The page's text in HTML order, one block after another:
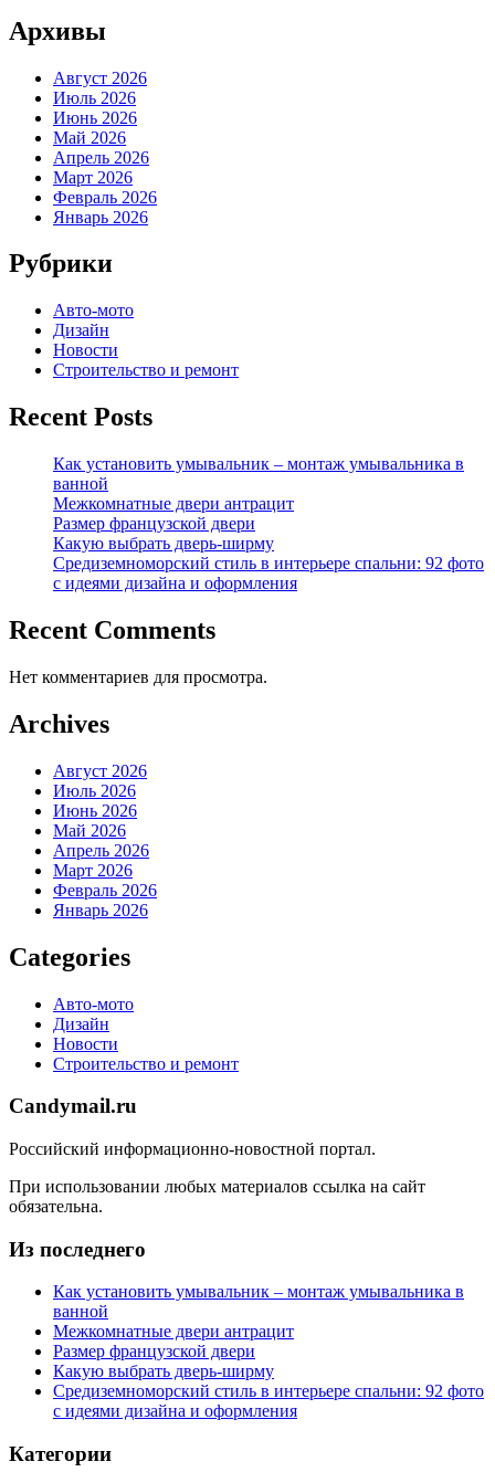
Архивы
Август 2026
Июль 2026
Июнь 2026
Май 2026
Апрель 2026
Март 2026
Февраль 2026
Январь 2026
Рубрики
Авто-мото
Дизайн
Новости
Строительство и ремонт
Recent Posts
Как установить умывальник – монтаж умывальника в
ванной
Межкомнатные двери антрацит
Размер французской двери
Какую выбрать дверь-ширму
Средиземноморский стиль в интерьере спальни: 92 фото
с идеями дизайна и оформления
Recent Comments
Нет комментариев для просмотра.
Archives
Август 2026
Июль 2026
Июнь 2026
Май 2026
Апрель 2026
Март 2026
Февраль 2026
Январь 2026
Categories
Авто-мото
Дизайн
Новости
Строительство и ремонт
Candymail.ru
Российский информационно-новостной портал.
При использовании любых материалов ссылка на сайт
обязательна.
Из последнего
Как установить умывальник – монтаж умывальника в
ванной
Межкомнатные двери антрацит
Размер французской двери
Какую выбрать дверь-ширму
Средиземноморский стиль в интерьере спальни: 92 фото
с идеями дизайна и оформления
Категории